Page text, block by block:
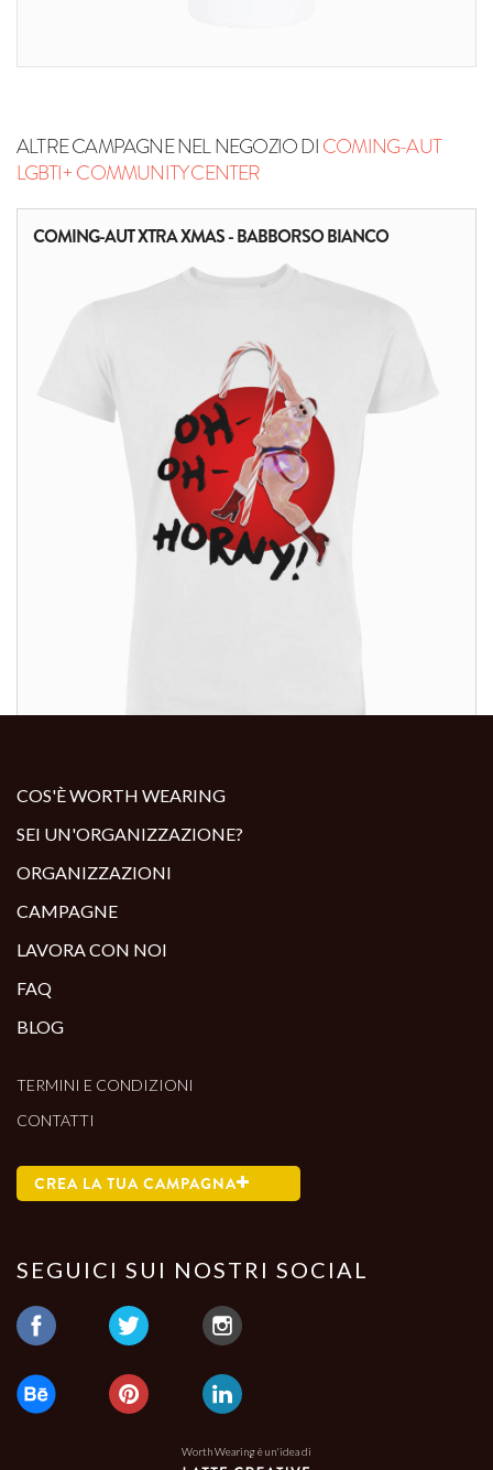
ALTRE CAMPAGNE NEL NEGOZIO DICOMING-AUT
LGBTI+ COMMUNITY CENTER
COMING-AUT XTRA XMAS - BABBORSO BIANCO
COS'È WORTH WEARING
SEI UN'ORGANIZZAZIONE?
ORGANIZZAZIONI
CAMPAGNE
LAVORA CON NOI
FAQ
BLOG
TERMINI E CONDIZIONI
CONTATTI
CREA LA TUA CAMPAGNA
SEGUICI SUI NOSTRI SOCIAL
Worth Wearing è un'idea di